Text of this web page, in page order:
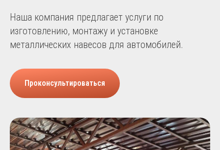
Наша компания предлагает услуги по
изготовлению, монтажу и установке
металлических навесов для автомобилей.
Проконсультироваться